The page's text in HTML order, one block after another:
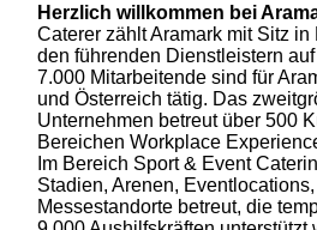
Herzlich willkommen bei
Caterer zählt Aramark mit Sitz in
den führenden Dienstleistern
7.000 Mitarbeitende sind für
und Österreich tätig. Das
Unternehmen betreut über 500
Bereichen Workplace
Im Bereich Sport & Event
Stadien, Arenen,
Messestandorte betreut, die